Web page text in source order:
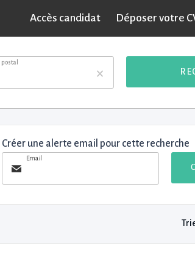
Accès candidat Déposer votre
×
Créer une alerte email pour cette recherche
Email